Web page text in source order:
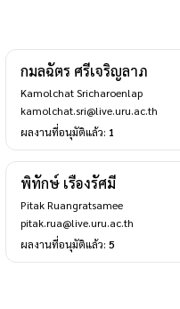
กมลฉัตร ศรีเจริญลาภ
Kamolchat Sricharoenlap
kamolchat.sri@live.uru.ac.th
ผลงานที่อนุมัติแล้ว: 1
พิทักษ์ เรืองรัศมี
Pitak Ruangratsamee
pitak.rua@live.uru.ac.th
ผลงานที่อนุมัติแล้ว: 5